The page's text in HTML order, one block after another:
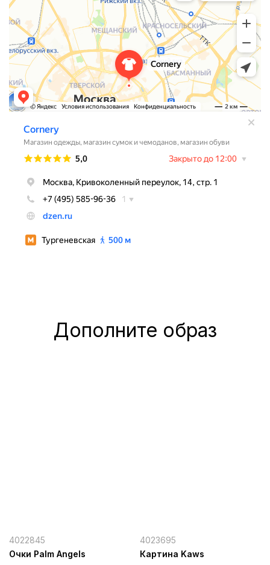
Дополните образ
4022845
Очки Palm Angels
4023695
Картина Kaws